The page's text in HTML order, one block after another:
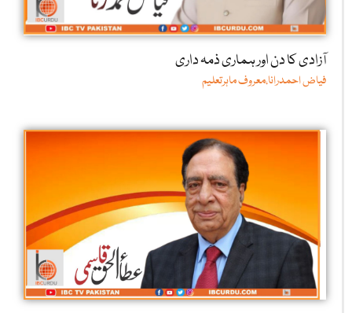
آزادی کا دن اور ہماری ذمہ داری
فیاض احمدرانا،معروف ماہرتعلیم